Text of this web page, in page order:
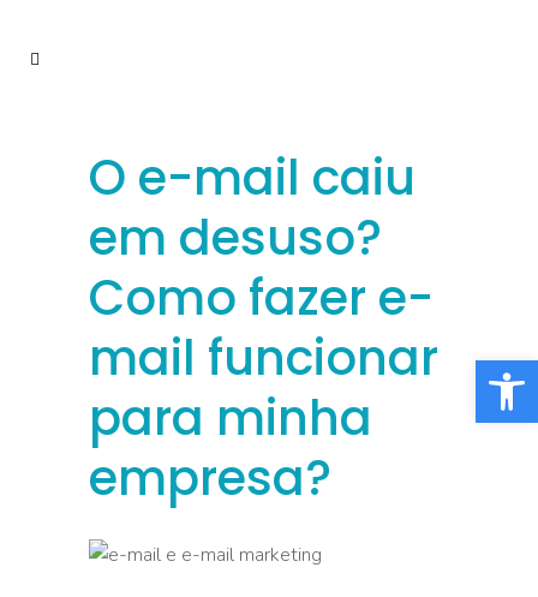
O e-mail caiu
em desuso?
Como fazer e-
mail funcionar
para minha
empresa?
Barra de